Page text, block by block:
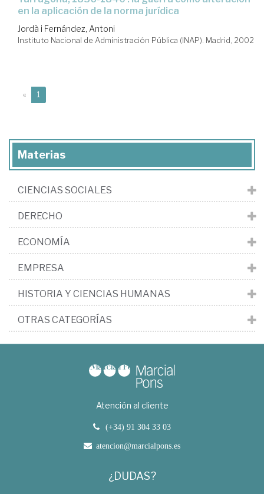
en la aplicación de la norma jurídica
Jordà i Fernández, Antoni
Instituto Nacional de Administración Pública (INAP). Madrid, 2002
« 1
Materias
CIENCIAS SOCIALES
DERECHO
ECONOMÍA
EMPRESA
HISTORIA Y CIENCIAS HUMANAS
OTRAS CATEGORÍAS
Atención al cliente
(+34) 91 304 33 03
atencion@marcialpons.es
¿DUDAS?